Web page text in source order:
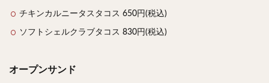
チキンカルニータスタコス 650円(税込)
ソフトシェルクラブタコス 830円(税込)
オープンサンド